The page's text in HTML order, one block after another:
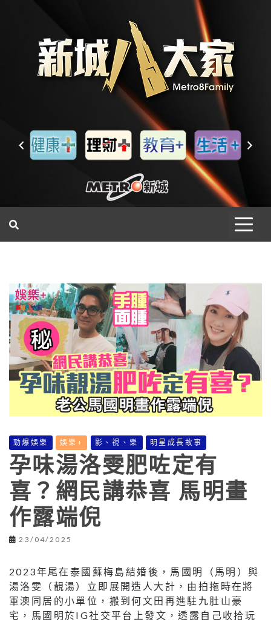
勁爆娛樂 娛樂+ 影、視、樂 明星成長故事
孕味湯洛雯肥咗定有
喜？網民講恭喜 馬明畫
作露端倪
23/04/2025
2023年尾在泰國蘇梅島結婚後，馬國明（馬明）與
湯洛雯（靚湯）立即展開造人大計，由拍拖時在將
軍澳同居的小單位，搬到何文田再進駐九肚山豪
宅，馬國明於IG社交平台上發文，透露自己收拾玩